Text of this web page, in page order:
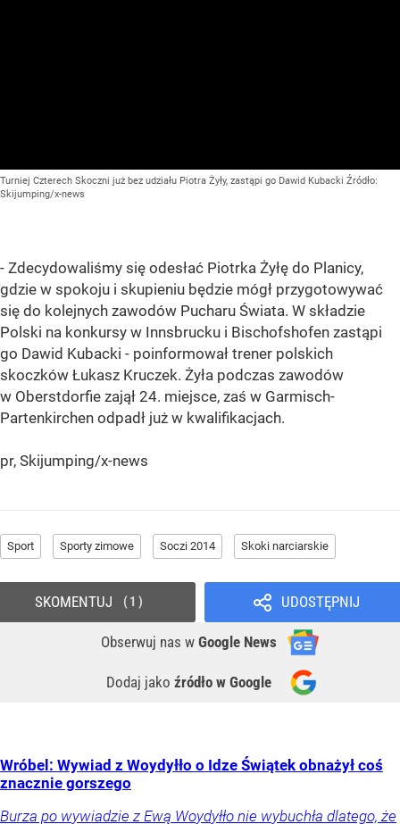
Turniej Czterech Skoczni już bez udziału Piotra Żyły, zastąpi go Dawid Kubacki Źródło:
Skijumping/x-news
- Zdecydowaliśmy się odesłać Piotrka Żyłę do Planicy,
gdzie w spokoju i skupieniu będzie mógł przygotowywać
się do kolejnych zawodów Pucharu Świata. W składzie
Polski na konkursy w Innsbrucku i Bischofshofen zastąpi
go Dawid Kubacki - poinformował trener polskich
skoczków Łukasz Kruczek. Żyła podczas zawodów
w Oberstdorfie zajął 24. miejsce, zaś w Garmisch-
Partenkirchen odpadł już w kwalifikacjach.
pr, Skijumping/x-news
Sport Sporty zimowe Soczi 2014 Skoki narciarskie
UDOSTĘPNIJ
Obserwuj nas w Google News
Dodaj jako źródło w Google
SKOMENTUJ 1
Wróbel: Wywiad z Woydyłło o Idze Świątek obnażył coś
znacznie gorszego
Burza po wywiadzie z Ewą Woydyłło nie wybuchła dlatego, że